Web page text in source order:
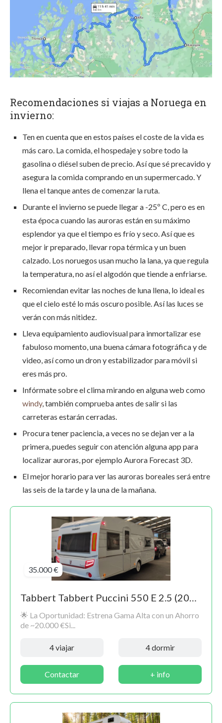
Recomendaciones si viajas a Noruega en
invierno:
Ten en cuenta que en estos países el coste de la vida es
más caro. La comida, el hospedaje y sobre todo la
gasolina o diésel suben de precio. Así que sé precavido y
asegura la comida comprando en un supermercado. Y
llena el tanque antes de comenzar la ruta.
Durante el invierno se puede llegar a -25º C, pero es en
esta época cuando las auroras están en su máximo
esplendor ya que el tiempo es frío y seco. Así que es
mejor ir preparado, llevar ropa térmica y un buen
calzado. Los noruegos usan mucho la lana, ya que regula
la temperatura, no así el algodón que tiende a enfriarse.
Recomiendan evitar las noches de luna llena, lo ideal es
que el cielo esté lo más oscuro posible. Así las luces se
verán con más nitidez.
Lleva equipamiento audiovisualpara inmortalizar ese
fabuloso momento, una buena cámara fotográfica y de
video, así como un dron y estabilizador para móvil si
eres más pro.
Infórmate sobre el clima mirando en alguna web como
windy, también comprueba antes de salir si las
carreteras estarán cerradas.
Procura tener paciencia, a veces no se dejan ver a la
primera, puedes seguir con atención alguna app para
localizar auroras, por ejemplo Aurora Forecast 3D.
El mejor horario para ver las auroras boreales será entre
las seis de la tarde y la una de la mañana.
35.000 €
Tabbert Tabbert Puccini 550 E 2.5 (2022) – Estado Impecable / Reestreno (Solo 2.800 km)
🌟 La Oportunidad: Estrena Gama Alta con un Ahorro
de ~20.000 €Si...
4 viajar 4 dormir
Contactar + info